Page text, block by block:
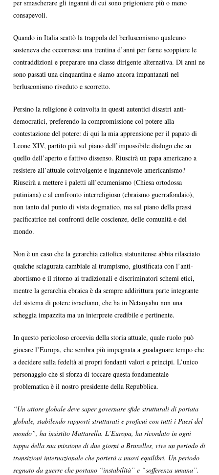
per smascherare gli inganni di cui sono prigioniere più o meno
consapevoli.
Quando in Italia scattò la trappola del berlusconismo qualcuno
sosteneva che occorresse una trentina d’anni per farne scoppiare le
contraddizioni e preparare una classe dirigente alternativa. Di anni ne
sono passati una cinquantina e siamo ancora impantanati nel
berlusconismo riveduto e scorretto.
Persino la religione è coinvolta in questi autentici disastri anti-
democratici, preferendo la compromissione col potere alla
contestazione del potere: di qui la mia apprensione per il papato di
Leone XIV, partito più sul piano dell’impossibile dialogo che su
quello dell’aperto e fattivo dissenso. Riuscirà un papa americano a
resistere all’attuale coinvolgente e ingannevole americanismo?
Riuscirà a mettere i paletti all’ecumenismo (Chiesa ortodossa
putiniana) e al confronto interreligioso (ebraismo guerrafondaio),
non tanto dal punto di vista dogmatico, ma sul piano della prassi
pacificatrice nei confronti delle coscienze, delle comunità e del
mondo.
Non è un caso che la gerarchia cattolica statunitense abbia rilasciato
qualche sciagurata cambiale al trumpismo, giustificata con l’anti-
abortismo e il ritorno ai tradizionali e discriminatori schemi etici,
mentre la gerarchia ebraica è da sempre addirittura parte integrante
del sistema di potere israeliano, che ha in Netanyahu non una
scheggia impazzita ma un interprete credibile e pertinente.
In questo pericoloso crocevia della storia attuale, quale ruolo può
giocare l’Europa, che sembra più impegnata a guadagnare tempo che
a decidere sulla fedeltà ai propri fondanti valori e principi. L’unico
personaggio che si sforza di toccare questa fondamentale
problematica è il nostro presidente della Repubblica.
“Un attore globale deve saper governare sfide strutturali di portata
globale, stabilendo rapporti strutturati e proficui con tutti i Paesi del
mondo”, ha insistito Mattarella. L’Europa, ha ricordato in ogni
tappa della sua missione di due giorni a Bruxelles, vive un periodo di
transizioni internazionale che porterà a nuovi equilibri. Un periodo
segnato da guerre che portano “instabilità” e “sofferenza umana”.